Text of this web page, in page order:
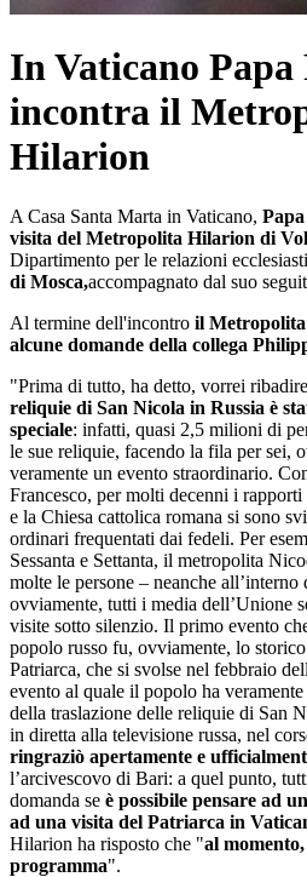
In Vaticano Papa
incontra il
Hilarion
A Casa Santa Marta in Vaticano,
visita del Metropolita Hilarion di
Dipartimento per le relazioni
di Mosca,accompagnato dal suo
Al termine dell'incontro il Metropolita
alcune domande della collega
"Prima di tutto, ha detto, vorrei
reliquie di San Nicola in Russia è
speciale: infatti, quasi 2,5 milioni di
le sue reliquie, facendo la fila per sei,
veramente un evento straordinario.
Francesco, per molti decenni i rapporti
e la Chiesa cattolica romana si sono
ordinari frequentati dai fedeli. Per
Sessanta e Settanta, il metropolita
molte le persone – neanche
ovviamente, tutti i media dell’Unione
visite sotto silenzio. Il primo evento
popolo russo fu, ovviamente, lo
Patriarca, che si svolse nel febbraio
evento al quale il popolo ha
della traslazione delle reliquie di San
in diretta alla televisione russa, nel
ringraziò apertamente e
l’arcivescovo di Bari: a quel punto,
domanda se è possibile pensare ad
ad una visita del Patriarca in
Hilarion ha risposto che "al
programma".